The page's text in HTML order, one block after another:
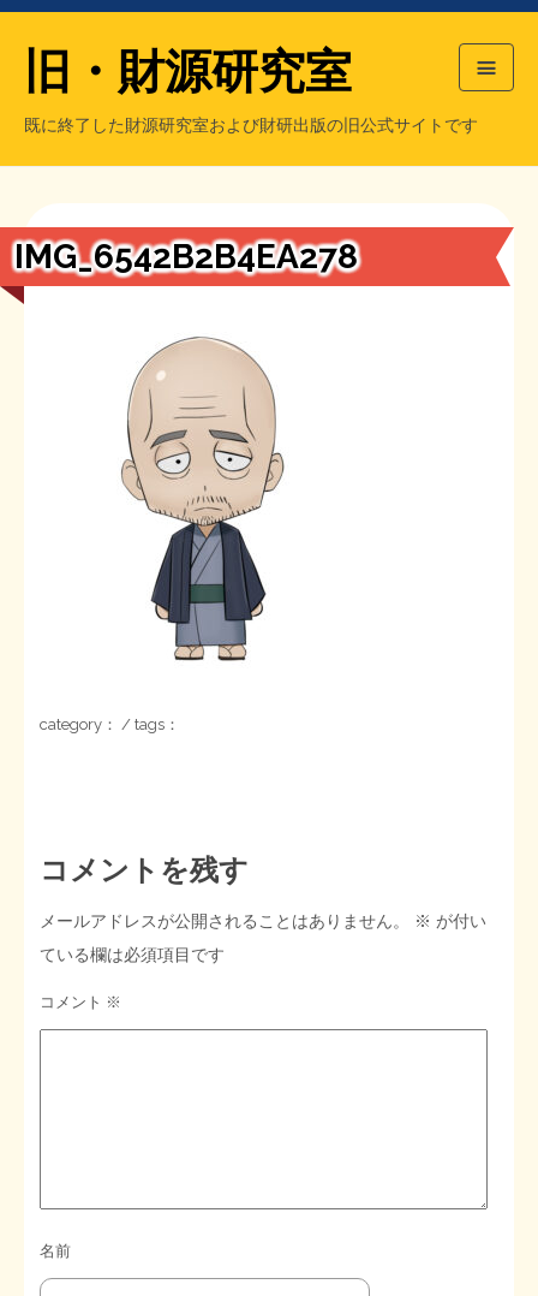
【国の、本当の】財源チラシ／旧・財源研究室
シン財源はあなたです／合同誌／旧・サブカル分室
日本経済を解説するヤンキー／MIHANAマンガ／旧・財研出版
もっと知りたい方へ
マネクリ戦士 RED & BLACK
STOPインボイス作品集
たかの経世済民イラスト集
旧・財源研究室
既に終了した財源研究室および財研出版の旧公式サイトです
旧・財源研究室について
チラシ発行部数
旧・財研出版について
IMG_6542B2B4EA278
category： / tags：
コメントを残す
メールアドレスが公開されることはありません。 ※ が付い
ている欄は必須項目です
コメント ※
名前